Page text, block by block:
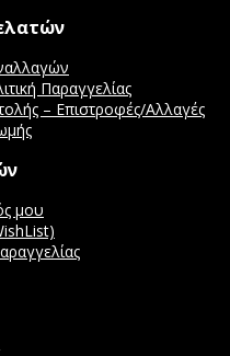
Παραγγελίας
– Επιστροφές/Αλλαγές
μου